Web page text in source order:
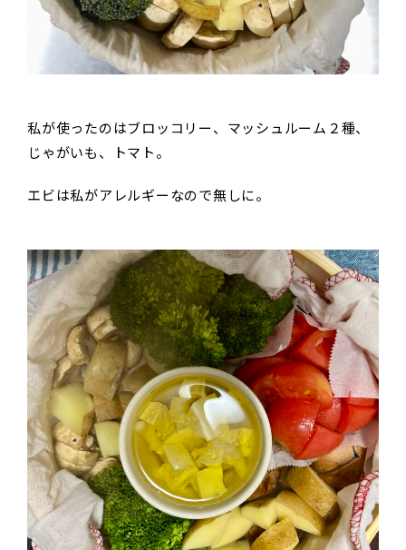
私が使ったのはブロッコリー、マッシュルーム２種、
じゃがいも、トマト。
エビは私がアレルギーなので無しに。